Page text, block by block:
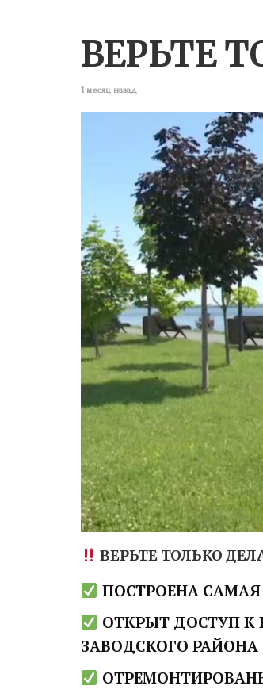
ВЕРЬТЕ
1 месяц назад
ВЕРЬТЕ ТОЛЬКО
ПОСТРОЕНА
ОТКРЫТ ДОСТУП К
ЗАВОДСКОГО РАЙОНА